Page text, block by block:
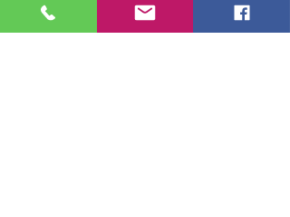
KONTAKTI